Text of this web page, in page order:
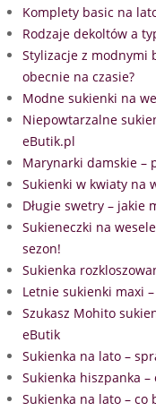
Komplety basic na
Rodzaje dekoltów a
Stylizacje z modnymi
obecnie na czasie?
Modne sukienki na
Niepowtarzalne
eButik.pl
Marynarki damskie –
Sukienki w kwiaty na
Długie swetry – jakie
Sukieneczki na
sezon!
Sukienka
Letnie sukienki maxi
Szukasz Mohito
eButik
Sukienka na lato –
Sukienka hiszpanka
Sukienka na lato – co